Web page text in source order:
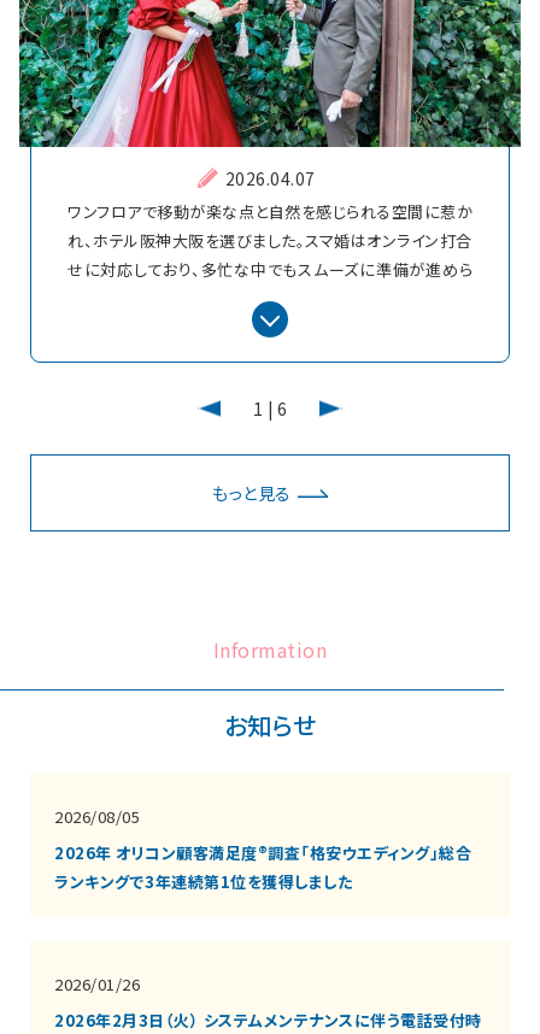
2026.04.07
ワンフロアで移動が楽な点と自然を感じられる空間に惹か
れ、ホテル阪神大阪を選びました。スマ婚はオンライン打合
せに対応しており、多忙な中でもスムーズに準備が進めら
れました。 当日は家族との時間を大切にし、母好みのドレ
スでの挙式や、絶景を見ながらの和食会食など、アット
ホームな一日になりました。費用面でもパッケージプラン
の手紙で感謝を伝え、子どもたちも自由に楽しんでくれた
レポート詳細を見る
1 | 6
もっと見る
Information
お知らせ
2026/08/05
2026年 オリコン顧客満足度®調査「格安ウエディング」総合
ランキングで3年連続第1位を獲得しました
2026/01/26
2026年2月3日（火） システムメンテナンスに伴う電話受付時